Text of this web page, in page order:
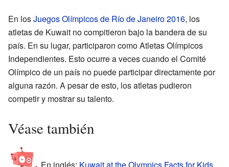
En losJuegos Olímpicos de Río de Janeiro 2016, los
atletas de Kuwait no compitieron bajo la bandera de su
país. En su lugar, participaron como Atletas Olímpicos
Independientes. Esto ocurre a veces cuando el Comité
Olímpico de un país no puede participar directamente por
alguna razón. A pesar de esto, los atletas pudieron
competir y mostrar su talento.
Véase también
En inglés: Kuwait at the Olympics Facts for Kids